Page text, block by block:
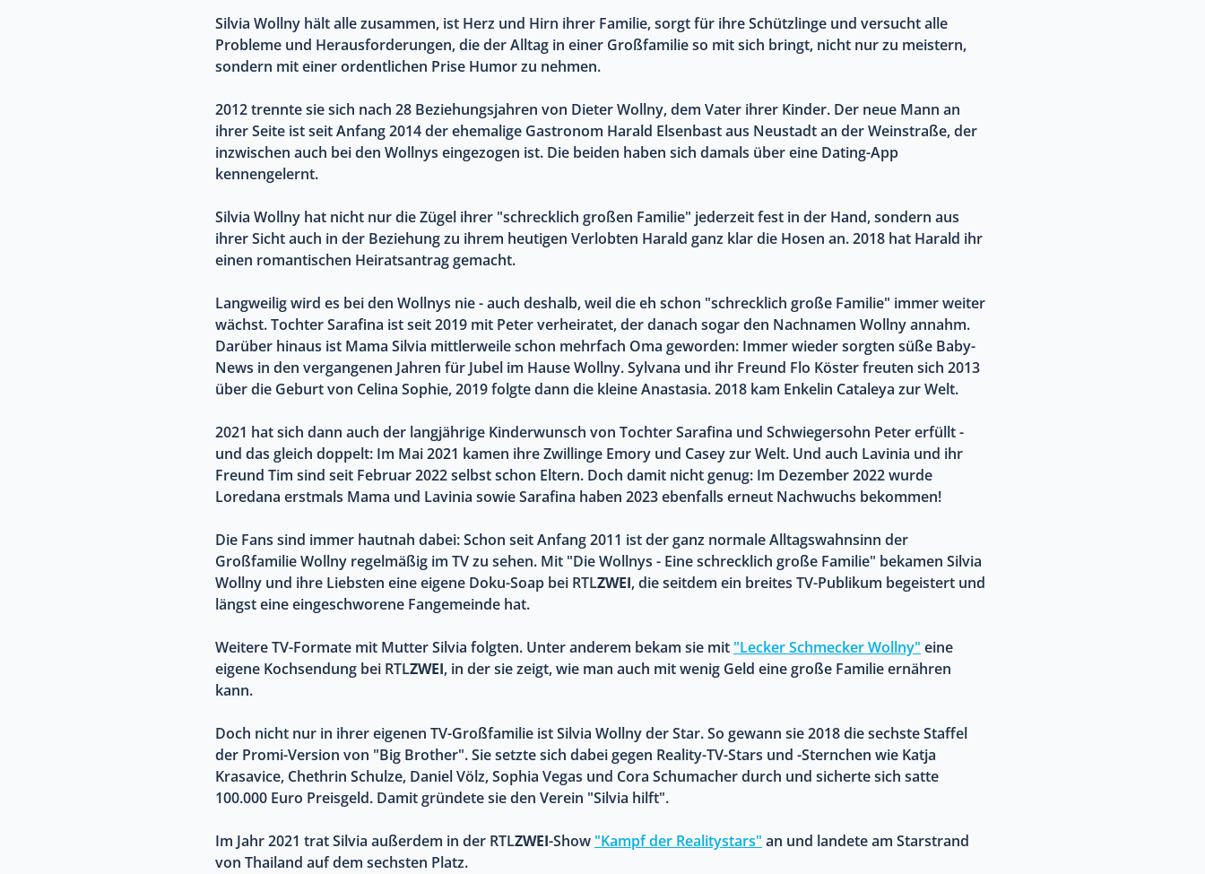
Silvia Wollny hält alle zusammen, ist Herz und Hirn ihrer Familie, sorgt für ihre Schützlinge und versucht alle
Probleme und Herausforderungen, die der Alltag in einer Großfamilie so mit sich bringt, nicht nur zu meistern,
sondern mit einer ordentlichen Prise Humor zu nehmen.
2012 trennte sie sich nach 28 Beziehungsjahren von Dieter Wollny, dem Vater ihrer Kinder. Der neue Mann an
ihrer Seite ist seit Anfang 2014 der ehemalige Gastronom Harald Elsenbast aus Neustadt an der Weinstraße, der
inzwischen auch bei den Wollnys eingezogen ist. Die beiden haben sich damals über eine Dating-App
kennengelernt.
Silvia Wollny hat nicht nur die Zügel ihrer "schrecklich großen Familie" jederzeit fest in der Hand, sondern aus
ihrer Sicht auch in der Beziehung zu ihrem heutigen Verlobten Harald ganz klar die Hosen an. 2018 hat Harald ihr
einen romantischen Heiratsantrag gemacht.
Langweilig wird es bei den Wollnys nie - auch deshalb, weil die eh schon "schrecklich große Familie" immer weiter
wächst. Tochter Sarafina ist seit 2019 mit Peter verheiratet, der danach sogar den Nachnamen Wollny annahm.
Darüber hinaus ist Mama Silvia mittlerweile schon mehrfach Oma geworden: Immer wieder sorgten süße Baby-
News in den vergangenen Jahren für Jubel im Hause Wollny. Sylvana und ihr Freund Flo Köster freuten sich 2013
über die Geburt von Celina Sophie, 2019 folgte dann die kleine Anastasia. 2018 kam Enkelin Cataleya zur Welt.
2021 hat sich dann auch der langjährige Kinderwunsch von Tochter Sarafina und Schwiegersohn Peter erfüllt -
und das gleich doppelt: Im Mai 2021 kamen ihre Zwillinge Emory und Casey zur Welt. Und auch Lavinia und ihr
Freund Tim sind seit Februar 2022 selbst schon Eltern. Doch damit nicht genug: Im Dezember 2022 wurde
Loredana erstmals Mama und Lavinia sowie Sarafina haben 2023 ebenfalls erneut Nachwuchs bekommen!
Die Fans sind immer hautnah dabei: Schon seit Anfang 2011 ist der ganz normale Alltagswahnsinn der
Großfamilie Wollny regelmäßig im TV zu sehen. Mit "Die Wollnys - Eine schrecklich große Familie" bekamen Silvia
Wollny und ihre Liebsten eine eigene Doku-Soap bei RTLZWEI, die seitdem ein breites TV-Publikum begeistert und
längst eine eingeschworene Fangemeinde hat.
Weitere TV-Formate mit Mutter Silvia folgten. Unter anderem bekam sie mit "Lecker Schmecker Wollny" eine
eigene Kochsendung bei RTLZWEI, in der sie zeigt, wie man auch mit wenig Geld eine große Familie ernähren
kann.
Doch nicht nur in ihrer eigenen TV-Großfamilie ist Silvia Wollny der Star. So gewann sie 2018 die sechste Staffel
der Promi-Version von "Big Brother". Sie setzte sich dabei gegen Reality-TV-Stars und -Sternchen wie Katja
Krasavice, Chethrin Schulze, Daniel Völz, Sophia Vegas und Cora Schumacher durch und sicherte sich satte
100.000 Euro Preisgeld. Damit gründete sie den Verein "Silvia hilft".
Im Jahr 2021 trat Silvia außerdem in der RTLZWEI-Show "Kampf der Realitystars" an und landete am Starstrand
von Thailand auf dem sechsten Platz.